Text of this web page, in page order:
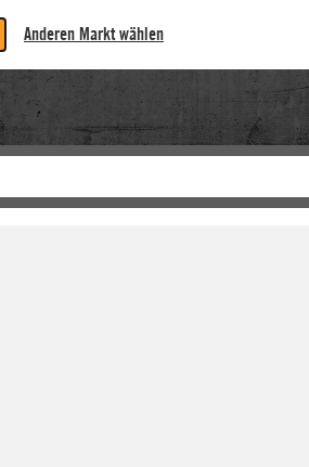
Anderen Markt wählen